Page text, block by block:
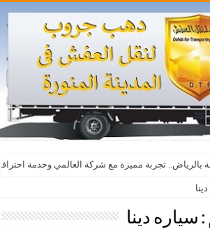
بالرياض.. تجربة مميزة مع شركة العالمي وخدمة
اليوم بث مباشر بدون تقطيع
سياره دينا